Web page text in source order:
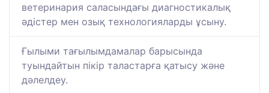
ветеринария саласындағы диагностикалық
әдістер мен озық технологияларды ұсыну.
Ғылыми тағылымдамалар барысында
туындайтын пікір таластарға қатысу және
дәлелдеу.